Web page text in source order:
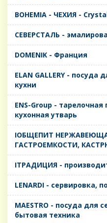
BOHEMIA - ЧЕХИЯ -
CЕВЕРСТАЛЬ -
DOMENIK - Франция
ELAN GALLERY -
кухни
ENS-Group - тарелочная
кухонная утварь
IОБЩЕПИТ
ГАСТРОЕМКОСТИ,
IТРАДИЦИЯ -
LENARDI - сервировка,
MAESTRO - посуда для
бытовая техника